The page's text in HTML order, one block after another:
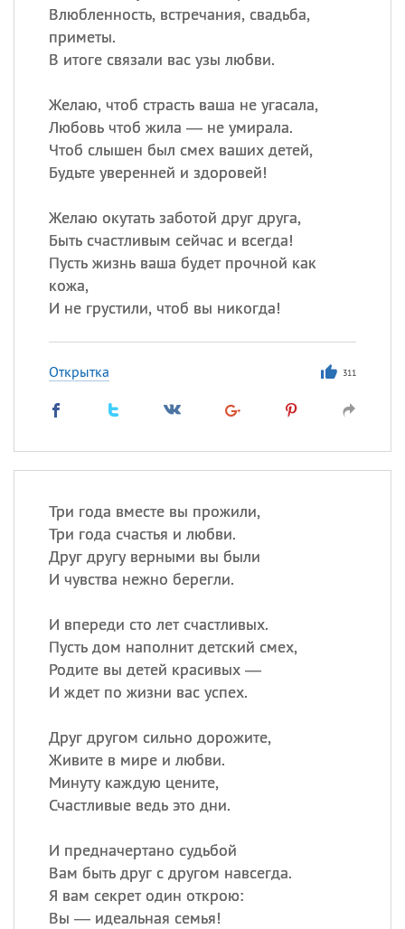
Влюбленность, встречания, свадьба,
приметы.
В итоге связали вас узы любви.
Желаю, чтоб страсть ваша не угасала,
Любовь чтоб жила — не умирала.
Чтоб слышен был смех ваших детей,
Будьте уверенней и здоровей!
Желаю окутать заботой друг друга,
Быть счастливым сейчас и всегда!
Пусть жизнь ваша будет прочной как
кожа,
И не грустили, чтоб вы никогда!
Открытка 311
Три года вместе вы прожили,
Три года счастья и любви.
Друг другу верными вы были
И чувства нежно берегли.
И впереди сто лет счастливых.
Пусть дом наполнит детский смех,
Родите вы детей красивых —
И ждет по жизни вас успех.
Друг другом сильно дорожите,
Живите в мире и любви.
Минуту каждую цените,
Счастливые ведь это дни.
И предначертано судьбой
Вам быть друг с другом навсегда.
Я вам секрет один открою:
Вы — идеальная семья!